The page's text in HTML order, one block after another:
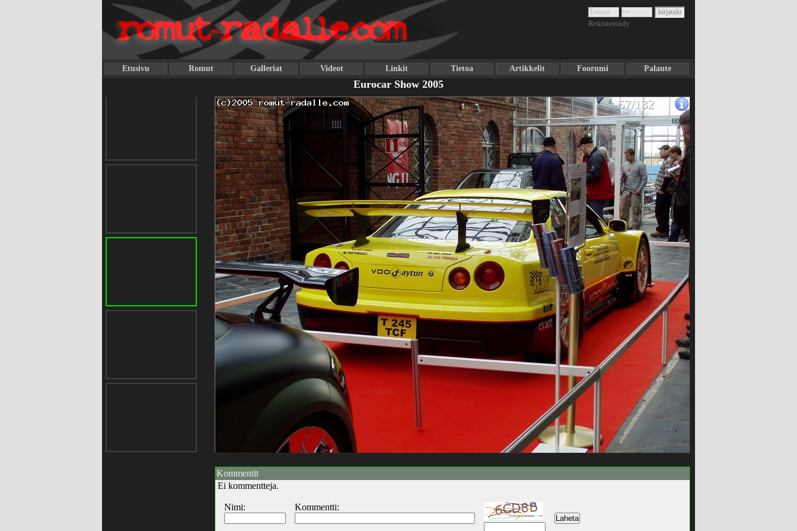
Rekisteröidy
Etusivu Romut Galleriat Videot Linkit Tietoa Artikkelit Foorumi Palaute
Eurocar Show 2005
57/132
Kommentit
Ei kommentteja.
Nimi: Kommentti: